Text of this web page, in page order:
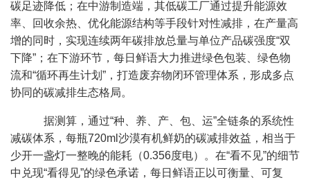
碳足迹降低；在中游制造端，其低碳工厂通过提升能源效
率、回收余热、优化能源结构等手段针对性减排，在产量高
增的同时，实现连续两年碳排放总量与单位产品碳强度“双
下降”；在下游环节，每日鲜语大力推进绿色包装、绿色物
流和“循环再生计划”，打造废弃物闭环管理体系，形成多点
协同的碳减排生态格局。
据测算，通过“种、养、产、包、运”全链条的系统性
减碳体系，每瓶720ml沙漠有机鲜奶的碳减排效益，相当于
少开一盏灯一整晚的能耗（0.356度电）。在“看不见”的细节
中兑现“看得见”的绿色承诺，每日鲜语正以可衡量、可复